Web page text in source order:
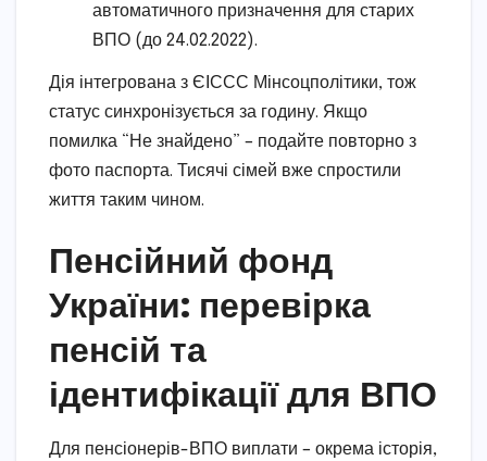
автоматичного призначення для старих
ВПО (до 24.02.2022).
Дія інтегрована з ЄІССС Мінсоцполітики, тож
статус синхронізується за годину. Якщо
помилка “Не знайдено” – подайте повторно з
фото паспорта. Тисячі сімей вже спростили
життя таким чином.
Пенсійний фонд
України: перевірка
пенсій та
ідентифікації для ВПО
Для пенсіонерів-ВПО виплати – окрема історія,